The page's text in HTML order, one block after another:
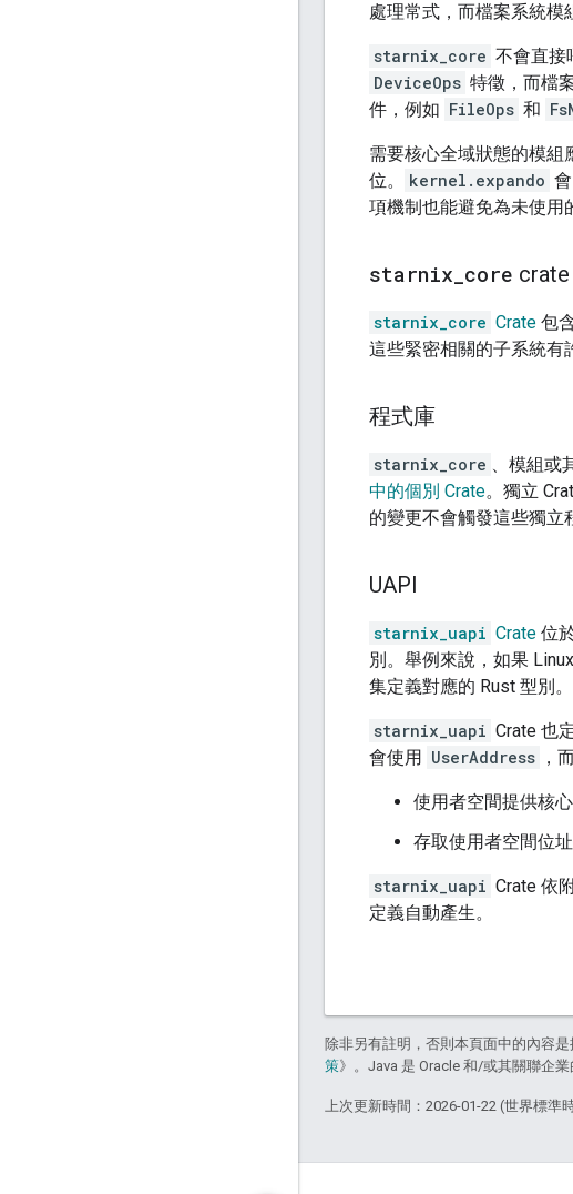
處理常式，而檔案系統模
starnix_core 不會直接
DeviceOps 特徵，而檔
件，例如 FileOps 和
需要核心全域狀態的模組
位。
kernel.expando
項機制也能避免為未使用
starnix core crate
starnix_core Crate 包
這些緊密相關的子系統有
程式庫
starnix_core 、模組或
中的個別 Crate。獨立
的變更不會觸發這些獨立
UAPI
starnix_uapi Crate 位
別。舉例來說，如果
集定義對應的 Rust 型別。
starnix_uapi Crate 也
會使用 UserAddress ，
使用者空間提供核
存取使用者空間位
starnix_uapi Crate 依
定義自動產生。
除非另有註明，否則本頁面中的內容是
策》。Java 是 Oracle 和/或其關聯企業
上次更新時間：2026-01-22 (世界標準